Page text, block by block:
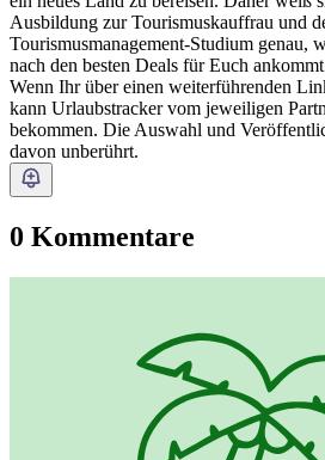
Ausbildung zur Tourismuskauffrau und
Tourismusmanagement-Studium genau,
nach den besten Deals für Euch
Wenn Ihr über einen weiterführenden
kann Urlaubstracker vom jeweiligen
bekommen. Die Auswahl und
davon unberührt.
0 Kommentare